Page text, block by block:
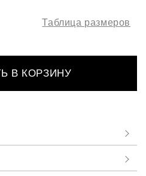
Таблица размеров
В КОРЗИНУ